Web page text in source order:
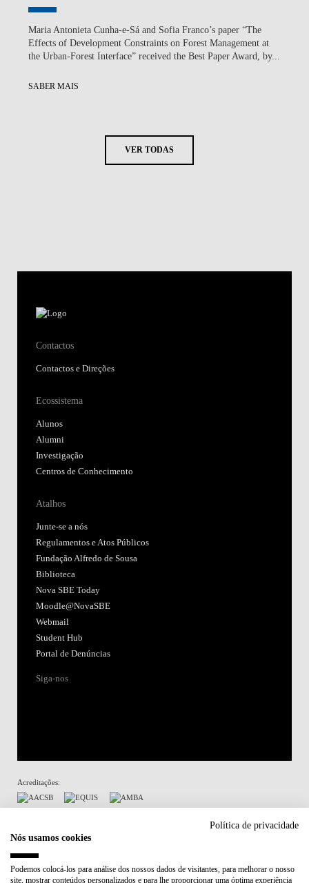
Maria Antonieta Cunha-e-Sá and Sofia Franco’s paper “The
Effects of Development Constraints on Forest Management at
the Urban-Forest Interface” received the Best Paper Award, by...
SABER MAIS
VER TODAS
Contactos
Contactos e Direções
Ecossistema
Alunos
Alumni
Investigação
Centros de Conhecimento
Atalhos
Junte-se a nós
Regulamentos e Atos Públicos
Fundação Alfredo de Sousa
Biblioteca
Nova SBE Today
Moodle@NovaSBE
Webmail
Student Hub
Portal de Denúncias
Siga-nos
Acreditações:
Participa em:
Política de privacidade
Nós usamos cookies
Podemos colocá-los para análise dos nossos dados de visitantes, para melhorar o nosso
site, mostrar conteúdos personalizados e para lhe proporcionar uma óptima experiência